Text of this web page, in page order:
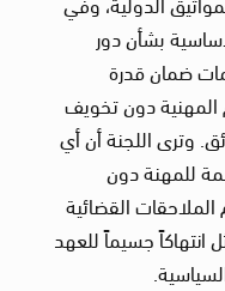
بشأن دور
ضمان قدرة
المهنية دون تخويف
وترى اللجنة أن أي
للمهنة دون
القضائية
انتهاكاً جسيماً للعهد